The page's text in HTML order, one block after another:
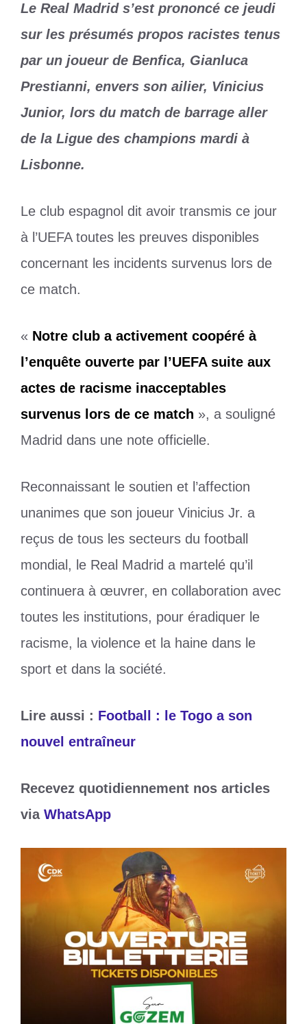
Le Real Madrid s’est prononcé ce jeudi
sur les présumés propos racistes tenus
par un joueur de Benfica, Gianluca
Prestianni, envers son ailier, Vinicius
Junior, lors du match de barrage aller
de la Ligue des champions mardi à
Lisbonne.
Le club espagnol dit avoir transmis ce jour
à l’UEFA toutes les preuves disponibles
concernant les incidents survenus lors de
ce match.
« Notre club a activement coopéré à
l’enquête ouverte par l’UEFA suite aux
actes de racisme inacceptables
survenus lors de ce match », a souligné
Madrid dans une note officielle.
Reconnaissant le soutien et l’affection
unanimes que son joueur Vinicius Jr. a
reçus de tous les secteurs du football
mondial, le Real Madrid a martelé qu’il
continuera à œuvrer, en collaboration avec
toutes les institutions, pour éradiquer le
racisme, la violence et la haine dans le
sport et dans la société.
Lire aussi : Football : le Togo a son
nouvel entraîneur
Recevez quotidiennement nos articles
via WhatsApp